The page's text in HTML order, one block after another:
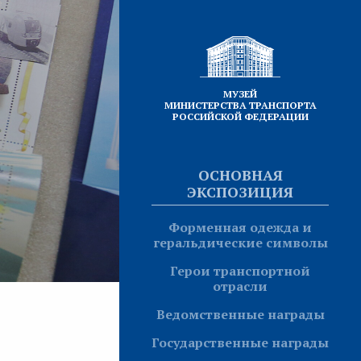
МУЗЕЙ
МИНИСТЕРСТВА ТРАНСПОРТА
РОССИЙСКОЙ ФЕДЕРАЦИИ
ОСНОВНАЯ
ЭКСПОЗИЦИЯ
Форменная одежда и
геральдические символы
Герои транспортной
отрасли
Ведомственные награды
Государственные награды